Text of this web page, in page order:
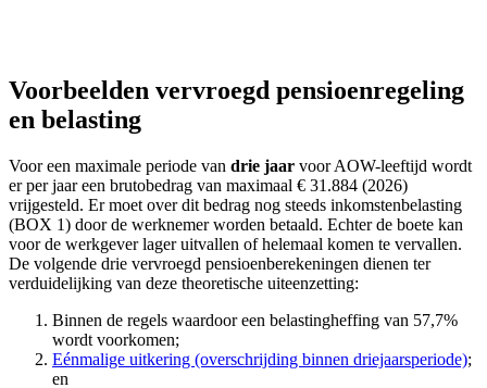
Voorbeelden vervroegd pensioenregeling
en belasting
Voor een maximale periode van drie jaar voor AOW-leeftijd wordt
er per jaar een brutobedrag van maximaal € 31.884 (2026)
vrijgesteld. Er moet over dit bedrag nog steeds inkomstenbelasting
(BOX 1) door de werknemer worden betaald. Echter de boete kan
voor de werkgever lager uitvallen of helemaal komen te vervallen.
De volgende drie vervroegd pensioenberekeningen dienen ter
verduidelijking van deze theoretische uiteenzetting:
Binnen de regels waardoor een belastingheffing van 57,7%
wordt voorkomen;
Eénmalige uitkering (overschrijding binnen driejaarsperiode);
en